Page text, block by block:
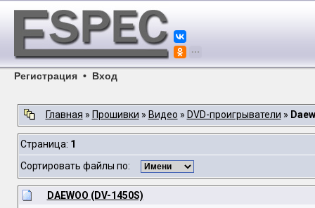
Регистрация • Вход
Главная » Прошивки » Видео » DVD-проигрыватели »
Страница: 1
Сортировать файлы по:
DAEWOO (DV-1450S)